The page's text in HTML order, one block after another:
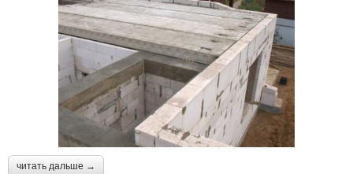
читать дальше →